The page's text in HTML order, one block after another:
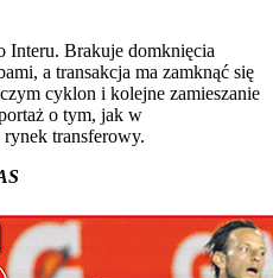
Interu. Brakuje domknięcia
a transakcja ma zamknąć się
cyklon i kolejne zamieszanie
o tym, jak w
rynek transferowy.